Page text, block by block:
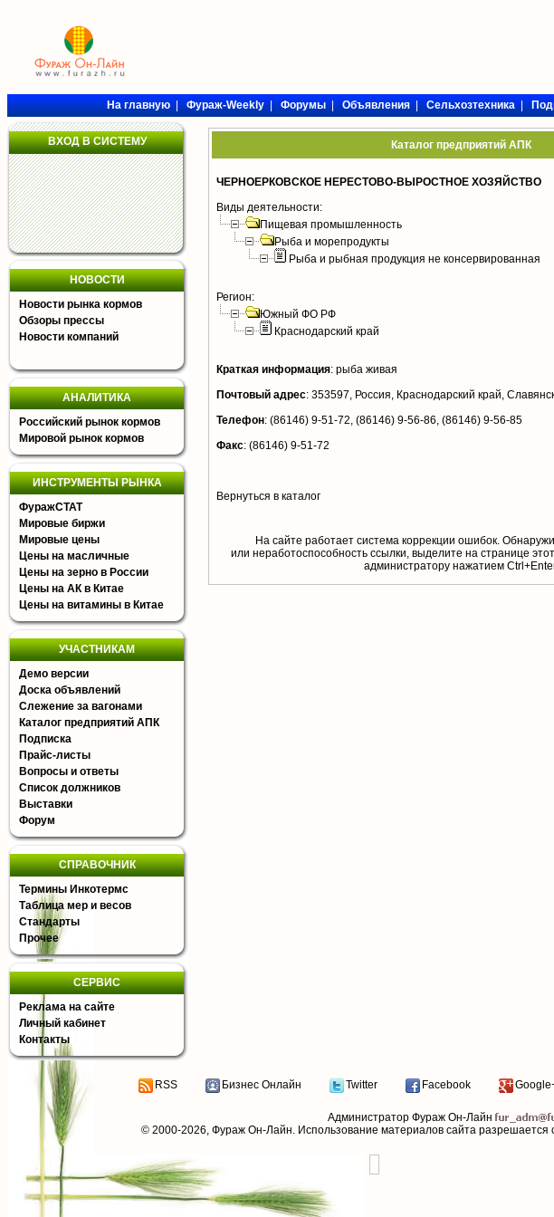
На главную|Фураж-Weekly|Форумы|Объявления|Сельхозтехника|
ВХОД В СИСТЕМУ
НОВОСТИ
Новости рынка кормов
Обзоры прессы
Новости компаний
АНАЛИТИКА
Российский рынок кормов
Мировой рынок кормов
ИНСТРУМЕНТЫ РЫНКА
ФуражСТАТ
Мировые биржи
Мировые цены
Цены на масличные
Цены на зерно в России
Цены на АК в Китае
Цены на витамины в Китае
УЧАСТНИКАМ
Демо версии
Доска объявлений
Слежение за вагонами
Каталог предприятий АПК
Подписка
Прайс-листы
Вопросы и ответы
Список должников
Выставки
Форум
СПРАВОЧНИК
Термины Инкотермс
Таблица мер и весов
Стандарты
Прочее
СЕРВИС
Реклама на сайте
Личный кабинет
Контакты
Каталог предприятий АПК
ЧЕРНОЕРКОВСКОЕ НЕРЕСТОВО-ВЫРОСТНОЕ ХОЗЯЙСТВО
Виды деятельности:
Пищевая промышленность
Рыба и морепродукты
Рыба и рыбная продукция не консервированная
Регион:
Южный ФО РФ
Краснодарский край
Краткая информация: рыба живая
Почтовый адрес: 353597, Россия, Краснодарский край,
Телефон: (86146) 9-51-72, (86146) 9-56-86, (86146) 9-56-85
Факс: (86146) 9-51-72
Вернуться в каталог
На сайте работает система коррекции ошибок.
или неработоспособность ссылки, выделите на странице
aдминистратору нажатием
RSS Бизнес Онлайн Twitter Facebook
Администратор Фураж Он-Лайн
© 2000-2026, Фураж Он-Лайн. Использование материалов сайта